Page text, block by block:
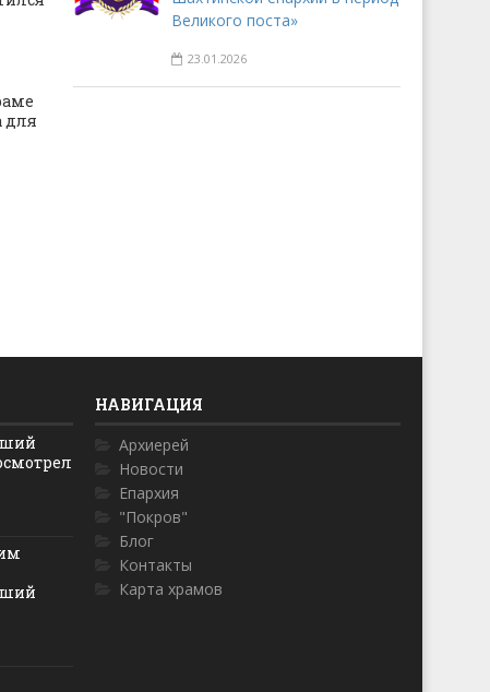
для
Великого поста»
23.01.2026
НАВИГАЦИЯ
Архиерей
Новости
Епархия
"Покров"
Блог
Контакты
Карта храмов